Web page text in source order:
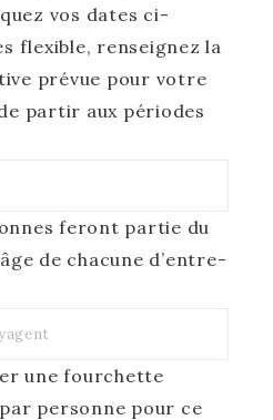
vos dates ci-
flexible, renseignez la
prévue pour votre
partir aux périodes
feront partie du
de chacune d’entre-
une fourchette
personne pour ce